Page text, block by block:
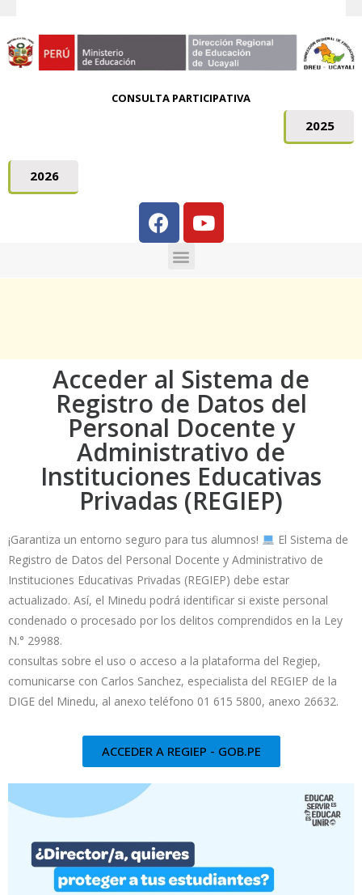
CONSULTA PARTICIPATIVA
2025
2026
Acceder al Sistema de
Registro de Datos del
Personal Docente y
Administrativo de
Instituciones Educativas
Privadas (REGIEP)
¡Garantiza un entorno seguro para tus alumnos!
El Sistema de
Registro de Datos del Personal Docente y Administrativo de
Instituciones Educativas Privadas (REGIEP) debe estar
actualizado. Así, el Minedu podrá identificar si existe personal
condenado o procesado por los delitos comprendidos en la Ley
N.° 29988.
consultas sobre el uso o acceso a la plataforma del Regiep,
comunicarse con Carlos Sanchez, especialista del REGIEP de la
DIGE del Minedu, al anexo teléfono 01 615 5800, anexo 26632.
ACCEDER A REGIEP - GOB.PE